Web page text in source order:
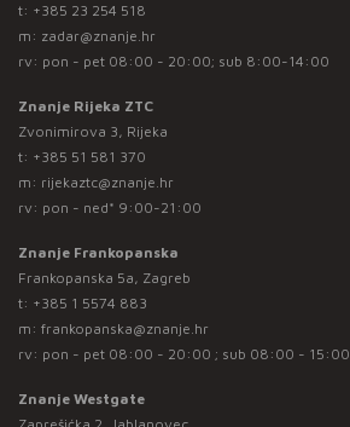
t: +385 23 254 518
m: zadar@znanje.hr
rv: pon - pet 08:00 - 20:00; sub 8:00-14:00
Znanje Rijeka ZTC
Zvonimirova 3, Rijeka
t: +385 51 581 370
m: rijekaztc@znanje.hr
rv: pon - ned* 9:00-21:00
Znanje Frankopanska
Frankopanska 5a, Zagreb
t: +385 1 5574 883
m: frankopanska@znanje.hr
rv: pon - pet 08:00 - 20:00 ; sub 08:00 - 15:00
Znanje Westgate